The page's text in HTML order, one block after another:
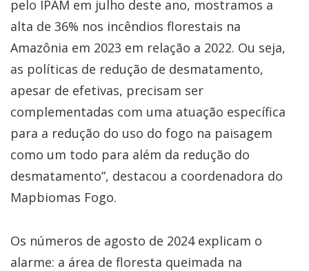
pelo IPAM em julho deste ano, mostramos a
alta de 36% nos incêndios florestais na
Amazônia em 2023 em relação a 2022. Ou seja,
as políticas de redução de desmatamento,
apesar de efetivas, precisam ser
complementadas com uma atuação específica
para a redução do uso do fogo na paisagem
como um todo para além da redução do
desmatamento”, destacou a coordenadora do
Mapbiomas Fogo.
Os números de agosto de 2024 explicam o
alarme: a área de floresta queimada na